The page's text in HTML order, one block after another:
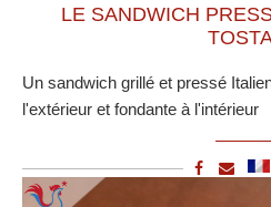
LE SANDWICH
Un sandwich grillé et pressé
l'extérieur et fondante à l'intérieur